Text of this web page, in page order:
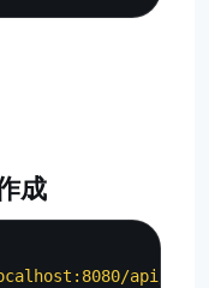
成
api/